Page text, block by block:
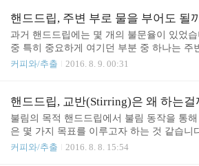
를 분쇄 했을 때 평균 표면적이 증가하게 됩
재질로 만들어져 있습니다. 1-2인분을 위한
리퍼에 사용하는 필터도 이에 따라서 중량
두께도 달라서, 물 빠짐 속도 역시 필터에 의
좌우될 수 있는 것 같습니다. 필터에는 크게
종류가 있다표백의 여부가 가장 시각적으로
표백을 한 것입니다. 과거, 표백에 염소계의
품을 사용했기 때문에 비표백 필터(황색)를
분들이 많았는데요. 이 때문에 흰 ..
핸드드립, 주변 부로 물을 부어도 될
과거 핸드드립에는 몇 개의 불문율이 있었습
중 특히 중요하게 여기던 부분 중 하나는 주
물을 붓지 않는 것이었을 거라고 생각합니다.
드드립에서도 주변 부에 물을 부으면 커피층
하지 않는 물이 필터를 곧장 투과해서 서버
거라고 쉽게 짐작합니다. 평소 TDS 1.27-
의 커피를 추출하던 레시피와 분쇄도를 이용
음과 같이 추출을 진행해봤습니다. 14g의 커
커피와/추출 2016. 8. 9. 00:31
핸드드립, 교반(Stirring)은 왜 하는걸
불림의 목적 핸드드립에서 불림 동작을 통
은 몇 가지 목표를 이루고자 하는 것 같습니
적인 설명은 다음과 같은 내용을 포함하는 편
커피와/추출 2016. 8. 8. 15:54